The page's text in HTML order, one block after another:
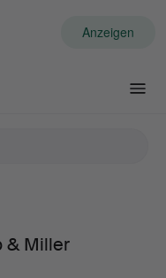
Anzeigen
& Miller